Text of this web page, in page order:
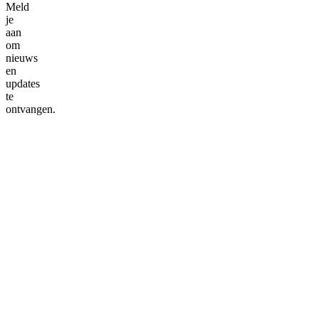
Meld
je
aan
om
nieuws
en
updates
te
ontvangen.